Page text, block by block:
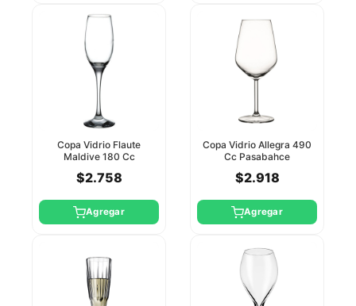
Copa Vidrio Flaute
Maldive 180 Cc
$2.758
Agregar
Copa Vidrio Allegra 490
Cc Pasabahce
$2.918
Agregar